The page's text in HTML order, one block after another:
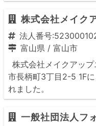
株式会社メイク
法人番号
富山県 / 富山市
株式会社メイクアッ
市長柄町3丁目2-5 1F
れました。
一般社団法人フ